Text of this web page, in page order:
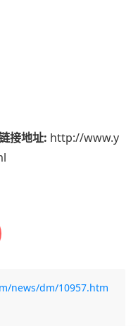
接地址: http://www.y
news/dm/10957.htm